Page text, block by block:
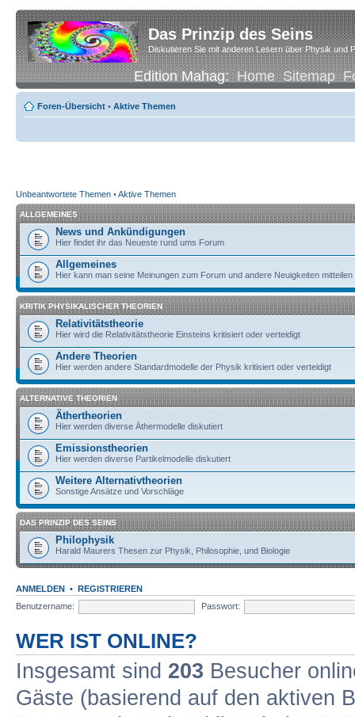
Das Prinzip des Seins
Diskutieren Sie mit anderen Lesern über Physik und
Edition Mahag:Home Sitemap
Foren-Übersicht • Aktive Themen
Unbeantwortete Themen •Aktive Themen
ALLGEMEINES
News und Ankündigungen
Hier findet ihr das Neueste rund ums Forum
Allgemeines
Hier kann man seine Meinungen zum Forum und andere Neuigkeiten mitteilen
KRITIK PHYSIKALISCHER THEORIEN
Relativitätstheorie
Hier wird die Relativitätstheorie Einsteins kritisiert oder verteidigt
Andere Theorien
Hier werden andere Standardmodelle der Physik kritisiert oder verteidigt
ALTERNATIVE THEORIEN
Äthertheorien
Hier werden diverse Äthermodelle diskutiert
Emissionstheorien
Hier werden diverse Partikelmodelle diskutiert
Weitere Alternativtheorien
Sonstige Ansätze und Vorschläge
DAS PRINZIP DES SEINS
Philophysik
Harald Maurers Thesen zur Physik, Philosophie, und Biologie
ANMELDEN • REGISTRIEREN
Benutzername:
Passwort:
WER IST ONLINE?
Insgesamt sind 203 Besucher
Gäste (basierend auf den aktiven